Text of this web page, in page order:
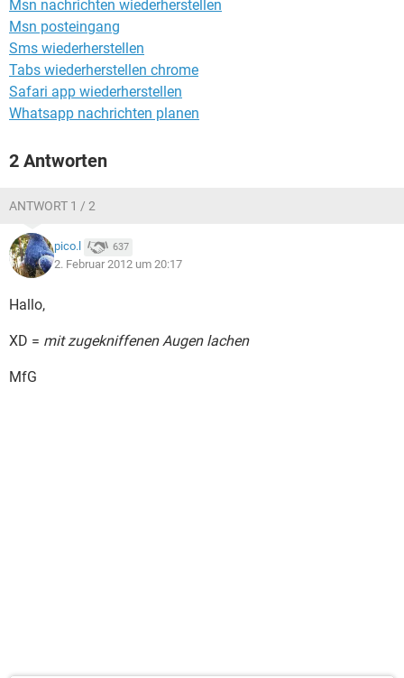
Msn nachrichten wiederherstellen
Msn posteingang
Sms wiederherstellen
Tabs wiederherstellen chrome
Safari app wiederherstellen
Whatsapp nachrichten planen
2 Antworten
ANTWORT 1 / 2
pico.l 637
2. Februar 2012 um 20:17
Hallo,
XD = mit zugekniffenen Augen lachen
MfG